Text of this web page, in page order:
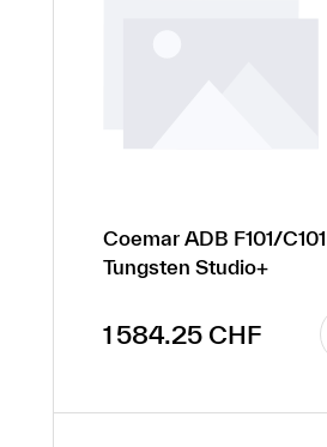
Coemar ADB F101/
Tungsten Studio+
Prix régulier :
1 584.25 CHF